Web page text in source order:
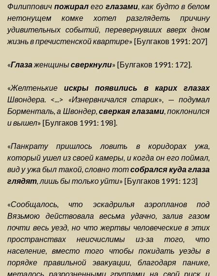
Филиппович пожиралего глазами, как будто в белом
нетонущем комке хотел разглядеть причину
удивительных событий, перевернувших вверх дном
жизнь в пречистенской квартире» [Булгаков 1991: 207]
«Глазаженщинысверкнули» [Булгаков 1991: 172].
«Желтенькие искры появились в карих глазах
Швондера. <...> «Изнервничался старик», —подумал
Борменталь, а Швондер,сверкая глазами, поклонился
и вышел» [Булгаков 1991: 198].
«Панкрату пришлось ловить в коридорах ужа,
который ушел из своей камеры, и когда он его поймал,
вид у ужа был такой, словно тотсобрался куда глаза
глядят, лишь бы только уйти» [Булгаков 1991: 123]
«Сообщалось, что эскадрилья аэропланов под
Вязьмою действовала весьма удачно, залив газом
почти весь уезд, но что жертвы человеческие в этих
пространствах неисчислимы из-за того, что
население, вместо того чтобы покидать уезды в
порядке правильной эвакуации, благодаря панике,
металось разрозненными группами на свой риск и